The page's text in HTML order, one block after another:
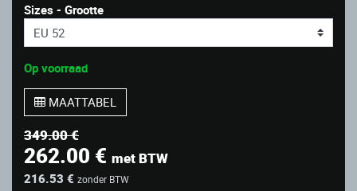
Sizes - Grootte
Op voorraad
MAATTABEL
349.00 €
262.00 € met BTW
216.53 € zonder BTW